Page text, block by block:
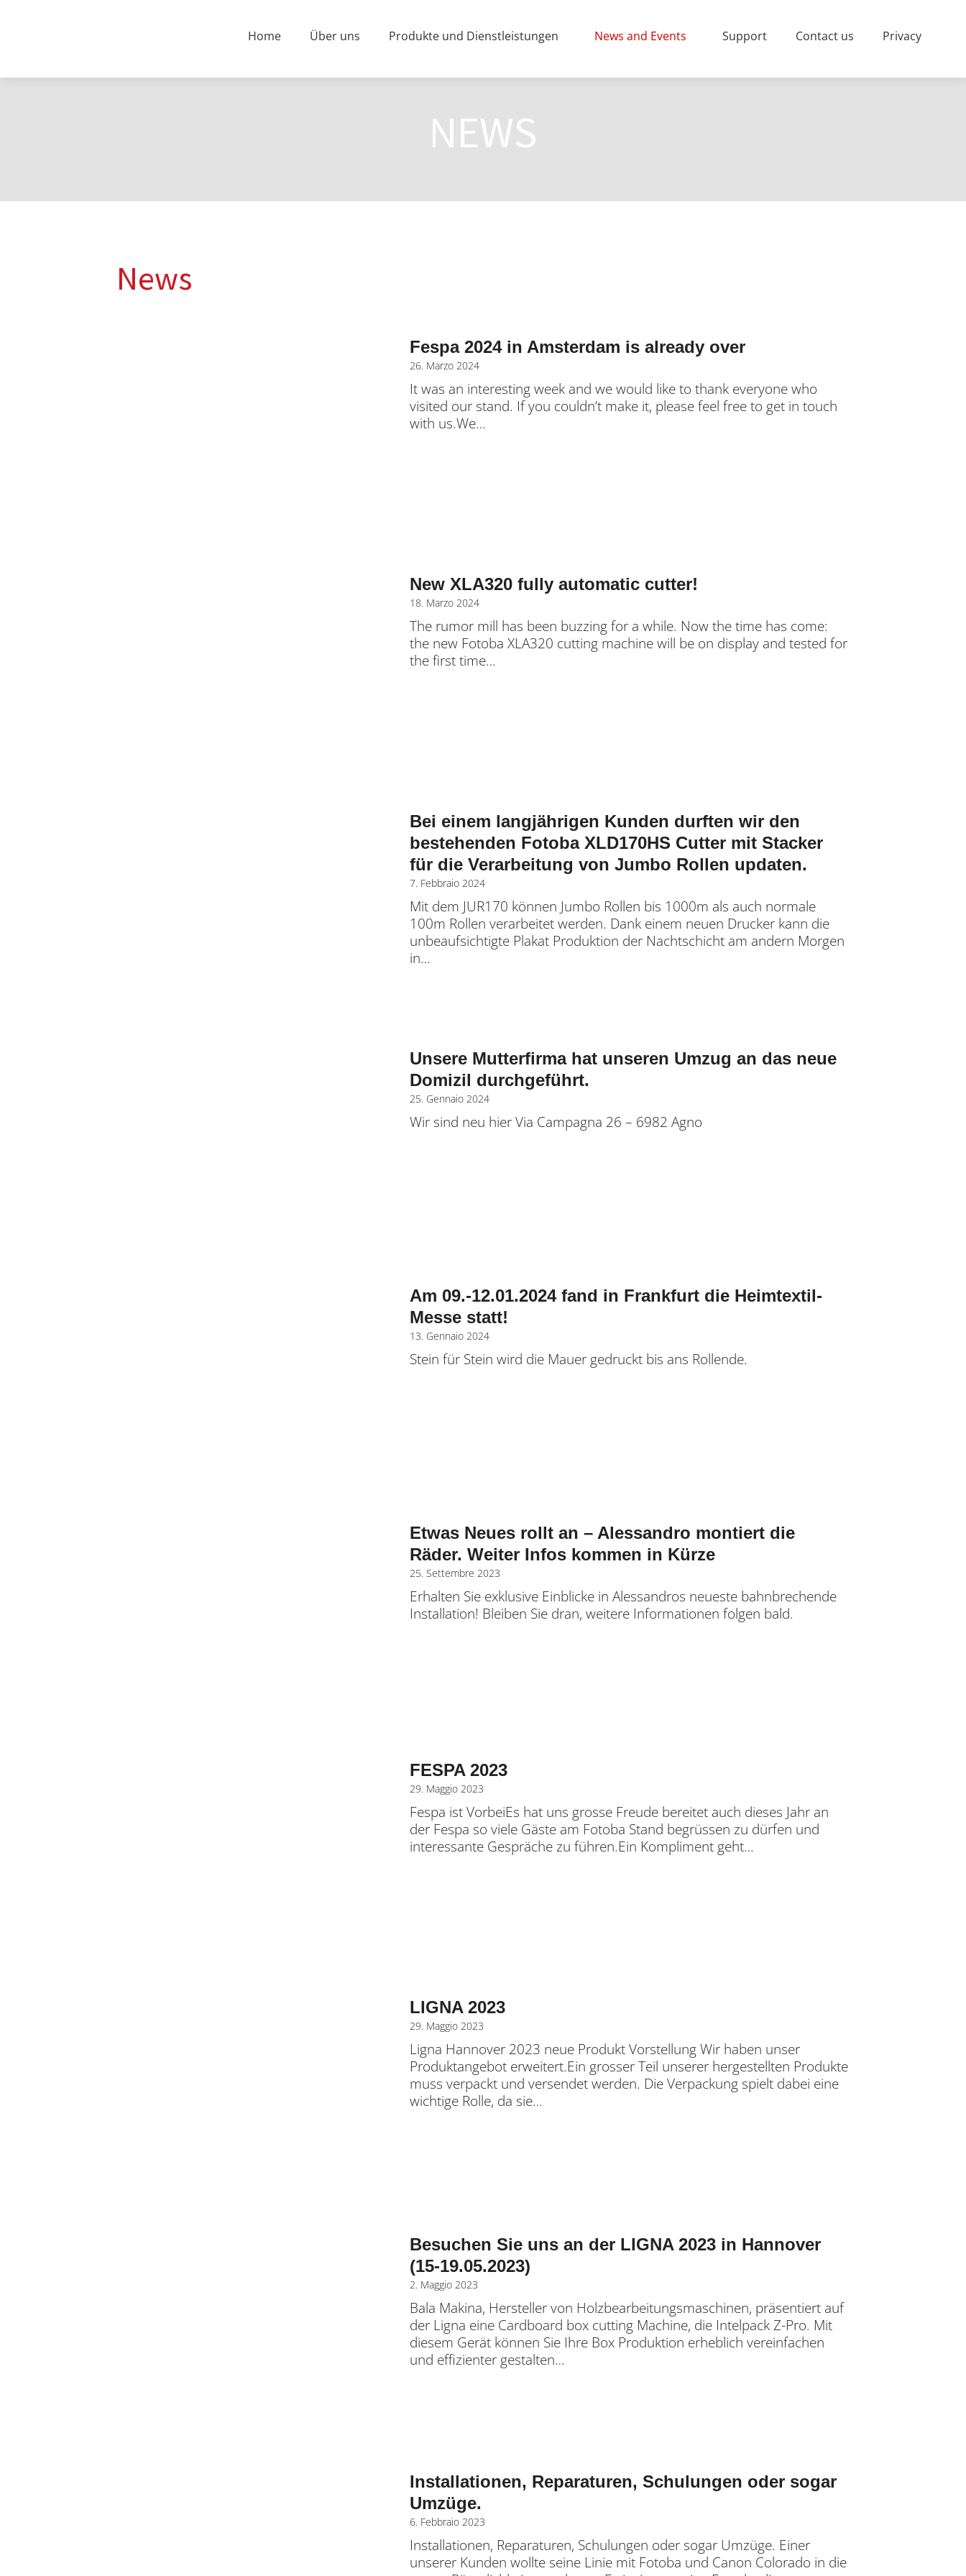
Home Über uns Produkte und Dienstleistungen News and Events Support Contact us Privacy
NEWS
News
Fespa 2024 in Amsterdam is already over
26. Marzo 2024
It was an interesting week and we would like to thank everyone who
visited our stand. If you couldn’t make it, please feel free to get in touch
with us.We…
New XLA320 fully automatic cutter!
18. Marzo 2024
The rumor mill has been buzzing for a while. Now the time has come:
the new Fotoba XLA320 cutting machine will be on display and tested for
the first time…
Bei einem langjährigen Kunden durften wir den
bestehenden Fotoba XLD170HS Cutter mit Stacker
für die Verarbeitung von Jumbo Rollen updaten.
7. Febbraio 2024
Mit dem JUR170 können Jumbo Rollen bis 1000m als auch normale
100m Rollen verarbeitet werden. Dank einem neuen Drucker kann die
unbeaufsichtigte Plakat Produktion der Nachtschicht am andern Morgen
in…
Unsere Mutterfirma hat unseren Umzug an das neue
Domizil durchgeführt.
25. Gennaio 2024
Wir sind neu hier Via Campagna 26 – 6982 Agno
Am 09.-12.01.2024 fand in Frankfurt die Heimtextil-
Messe statt!
13. Gennaio 2024
Stein für Stein wird die Mauer gedruckt bis ans Rollende.
Etwas Neues rollt an – Alessandro montiert die
Räder. Weiter Infos kommen in Kürze
25. Settembre 2023
Erhalten Sie exklusive Einblicke in Alessandros neueste bahnbrechende
Installation! Bleiben Sie dran, weitere Informationen folgen bald.
FESPA 2023
29. Maggio 2023
Fespa ist VorbeiEs hat uns grosse Freude bereitet auch dieses Jahr an
der Fespa so viele Gäste am Fotoba Stand begrüssen zu dürfen und
interessante Gespräche zu führen.Ein Kompliment geht…
LIGNA 2023
29. Maggio 2023
Ligna Hannover 2023 neue Produkt Vorstellung Wir haben unser
Produktangebot erweitert.Ein grosser Teil unserer hergestellten Produkte
muss verpackt und versendet werden. Die Verpackung spielt dabei eine
wichtige Rolle, da sie…
Besuchen Sie uns an der LIGNA 2023 in Hannover
(15-19.05.2023)
2. Maggio 2023
Bala Makina, Hersteller von Holzbearbeitungsmaschinen, präsentiert auf
der Ligna eine Cardboard box cutting Machine, die Intelpack Z-Pro. Mit
diesem Gerät können Sie Ihre Box Produktion erheblich vereinfachen
und effizienter gestalten…
Installationen, Reparaturen, Schulungen oder sogar
Umzüge.
6. Febbraio 2023
Installationen, Reparaturen, Schulungen oder sogar Umzüge. Einer
unserer Kunden wollte seine Linie mit Fotoba und Canon Colorado in die